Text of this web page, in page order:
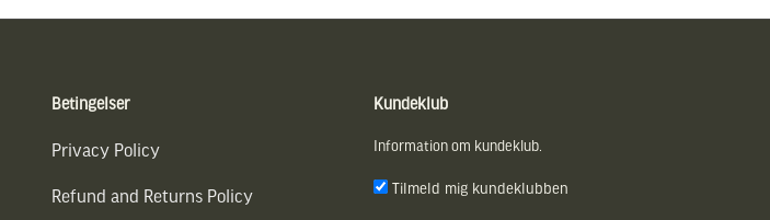
Betingelser
Privacy Policy
Refund and Returns Policy
Kundeklub
Information om kundeklub.
Tilmeld mig kundeklubben